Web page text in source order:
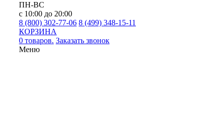
ПН-ВС
с 10:00 до 20:00
8 (800) 302-77-06 8 (499) 348-15-11
КОРЗИНА
0 товаров. Заказать звонок
Меню